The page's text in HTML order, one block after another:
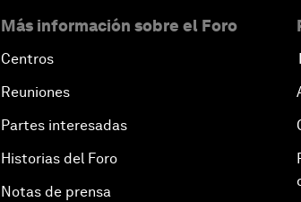
Más información sobre el Foro
Centros
Reuniones
Partes interesadas
Historias del Foro
Notas de prensa